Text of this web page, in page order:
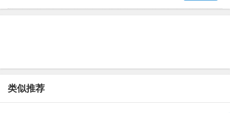
类似推荐